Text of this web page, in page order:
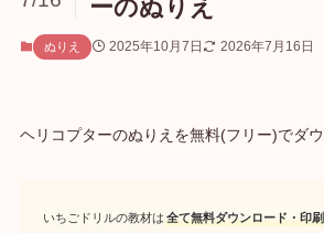
ーのぬりえ
ぬりえ 2025年10月7日 2026年7月16日
ヘリコプターのぬりえを無料(フリー)でダウ
いちごドリルの教材は 全て無料ダウンロード・印